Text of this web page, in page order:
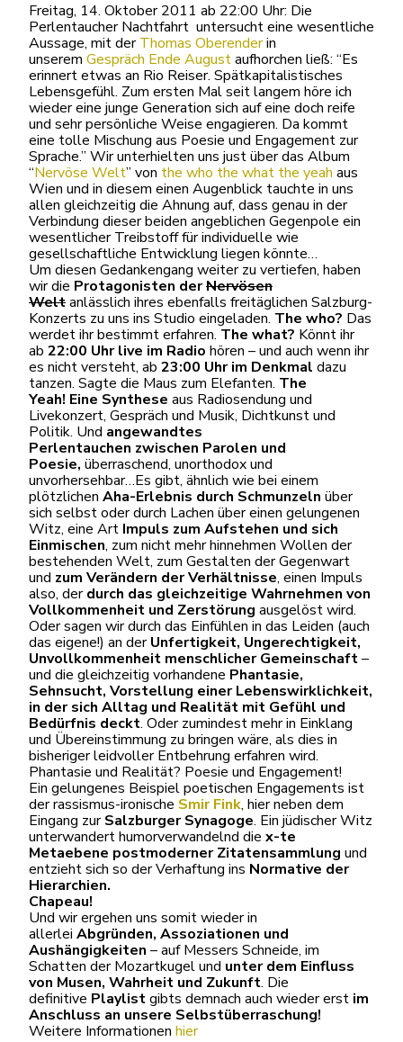
Freitag, 14. Oktober 2011 ab 22:00 Uhr: Die
Perlentaucher Nachtfahrt untersucht eine wesentliche
Aussage, mit derThomas Oberenderin
unserem Gespräch Ende Augustaufhorchen ließ: “Es
erinnert etwas an Rio Reiser. Spätkapitalistisches
Lebensgefühl. Zum ersten Mal seit langem höre ich
wieder eine junge Generation sich auf eine doch reife
und sehr persönliche Weise engagieren. Da kommt
eine tolle Mischung aus Poesie und Engagement zur
Sprache.” Wir unterhielten uns just über das Album
“Nervöse Welt” von the who the what the yeah aus
Wien und in diesem einen Augenblick tauchte in uns
allen gleichzeitig die Ahnung auf, dass genau in der
Verbindung dieser beiden angeblichen Gegenpole ein
wesentlicher Treibstoff für individuelle wie
gesellschaftliche Entwicklung liegen könnte…
Um diesen Gedankengang weiter zu vertiefen, haben
wir die Protagonisten derNervösen
Weltanlässlich ihres ebenfalls freitäglichen Salzburg-
Konzerts zu uns ins Studio eingeladen. The who? Das
werdet ihr bestimmt erfahren. The what? Könnt ihr
ab 22:00 Uhr live im Radio hören – und auch wenn ihr
es nicht versteht, ab 23:00 Uhr im Denkmal dazu
tanzen. Sagte die Maus zum Elefanten. The
Yeah! Eine Synthese aus Radiosendung und
Livekonzert, Gespräch und Musik, Dichtkunst und
Politik. Und angewandtes
Perlentauchen zwischen Parolen und
Poesie, überraschend, unorthodox und
unvorhersehbar…Es gibt, ähnlich wie bei einem
plötzlichen Aha-Erlebnis durch Schmunzeln über
sich selbst oder durch Lachen über einen gelungenen
Witz, eine Art Impuls zum Aufstehen und sich
Einmischen, zum nicht mehr hinnehmen Wollen der
bestehenden Welt, zum Gestalten der Gegenwart
und zum Verändern der Verhältnisse, einen Impuls
also, derdurch das gleichzeitige Wahrnehmen von
Vollkommenheit und Zerstörung ausgelöst wird.
Oder sagen wir durch das Einfühlen in das Leiden (auch
das eigene!) an derUnfertigkeit, Ungerechtigkeit,
Unvollkommenheit menschlicher Gemeinschaft–
und die gleichzeitig vorhandene Phantasie,
Sehnsucht, Vorstellung einer Lebenswirklichkeit,
in der sich Alltag und Realität mit Gefühl und
Bedürfnis deckt. Oder zumindest mehr in Einklang
und Übereinstimmung zu bringen wäre, als dies in
bisheriger leidvoller Entbehrung erfahren wird.
Phantasie und Realität? Poesie und Engagement!
Ein gelungenes Beispiel poetischen Engagements ist
der rassismus-ironische Smir Fink, hier neben dem
Eingang zurSalzburger Synagoge. Ein jüdischer Witz
unterwandert humorverwandelnd die x-te
Metaebene postmoderner Zitatensammlung und
entzieht sich so der Verhaftung ins Normative der
Hierarchien.
Chapeau!
Und wir ergehen uns somit wieder in
allerlei Abgründen, Assoziationen und
Aushängigkeiten – auf Messers Schneide, im
Schatten der Mozartkugel und unter dem Einfluss
von Musen, Wahrheit und Zukunft. Die
definitive Playlistgibts demnach auch wieder erst im
Anschluss an unsere Selbstüberraschung!
Weitere Informationen hier